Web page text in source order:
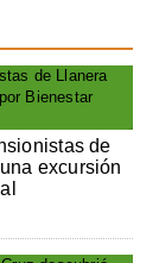
de
excursión